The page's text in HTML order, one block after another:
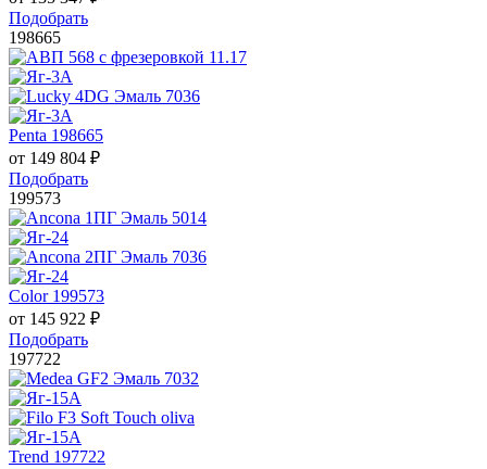
Подобрать
198665
Penta 198665
от 149 804 ₽
Подобрать
199573
Color 199573
от 145 922 ₽
Подобрать
197722
Trend 197722